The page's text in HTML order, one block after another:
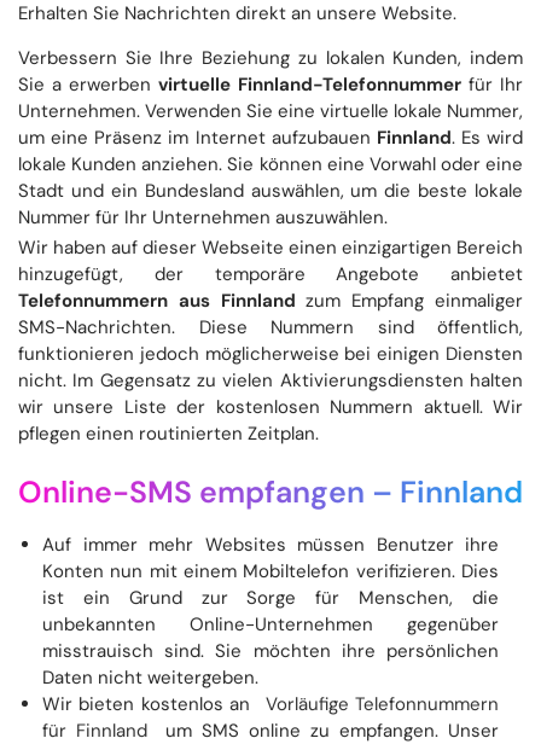
Erhalten Sie Nachrichten direkt an unsere Website.
Verbessern Sie Ihre Beziehung zu lokalen Kunden, indem
Sie a erwerben virtuelle Finnland-Telefonnummer für Ihr
Unternehmen. Verwenden Sie eine virtuelle lokale Nummer,
um eine Präsenz im Internet aufzubauen Finnland. Es wird
lokale Kunden anziehen. Sie können eine Vorwahl oder eine
Stadt und ein Bundesland auswählen, um die beste lokale
Nummer für Ihr Unternehmen auszuwählen.
Wir haben auf dieser Webseite einen einzigartigen Bereich
hinzugefügt, der temporäre Angebote anbietet
Telefonnummern aus Finnland zum Empfang einmaliger
SMS-Nachrichten. Diese Nummern sind öffentlich,
funktionieren jedoch möglicherweise bei einigen Diensten
nicht. Im Gegensatz zu vielen Aktivierungsdiensten halten
wir unsere Liste der kostenlosen Nummern aktuell. Wir
pflegen einen routinierten Zeitplan.
Online-SMS empfangen – Finnland
Auf immer mehr Websites müssen Benutzer ihre
Konten nun mit einem Mobiltelefon verifizieren. Dies
ist ein Grund zur Sorge für Menschen, die
unbekannten Online-Unternehmen gegenüber
misstrauisch sind. Sie möchten ihre persönlichen
Daten nicht weitergeben.
Wir bieten kostenlos an
Vorläufige Telefonnummern
für Finnland
um SMS online zu empfangen. Unser